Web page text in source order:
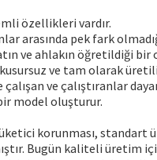
özellikleri vardır.
arasında pek fark
ve ahlakın öğretildiği bir
ve tam olarak
ve çalıştıranlar
model oluşturur.
korunması, standart
Bugün kaliteli üretim